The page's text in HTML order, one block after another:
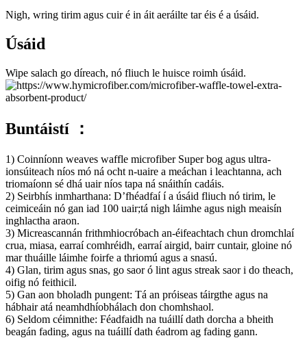
Nigh, wring tirim agus cuir é in áit aeráilte tar éis é a úsáid.
Úsáid
Wipe salach go díreach, nó fliuch le huisce roimh úsáid.
Buntáistí ：
1) Coinníonn weaves waffle microfiber Super bog agus ultra-
ionsúiteach níos mó ná ocht n-uaire a meáchan i leachtanna, ach
triomaíonn sé dhá uair níos tapa ná snáithín cadáis.
2) Seirbhís inmharthana: D’fhéadfaí í a úsáid fliuch nó tirim, le
ceimiceáin nó gan iad 100 uair;tá nigh láimhe agus nigh meaisín
inghlactha araon.
3) Micreascannán frithmhiocróbach an-éifeachtach chun dromchlaí
crua, miasa, earraí comhréidh, earraí airgid, bairr cuntair, gloine nó
mar thuáille láimhe foirfe a thriomú agus a snasú.
4) Glan, tirim agus snas, go saor ó lint agus streak saor i do theach,
oifig nó feithicil.
5) Gan aon bholadh pungent: Tá an próiseas táirgthe agus na
hábhair atá neamhdhíobhálach don chomhshaol.
6) Seldom céimnithe: Féadfaidh na tuáillí dath dorcha a bheith
beagán fading, agus na tuáillí dath éadrom ag fading gann.